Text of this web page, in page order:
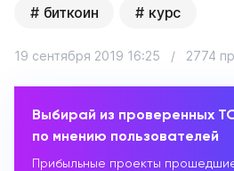
биткоин курс
19 сентября 2019 16:25 / 2774
Выбирай из проверенных
по мнению пользователей
Прибыльные проекты